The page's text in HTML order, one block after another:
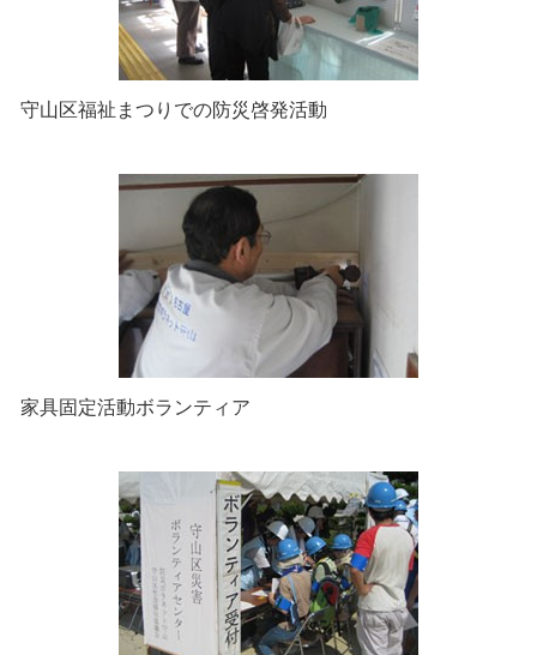
守山区福祉まつりでの防災啓発活動
家具固定活動ボランティア